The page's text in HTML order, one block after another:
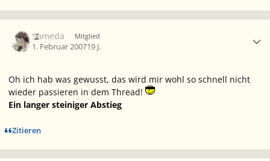
Sameda Mitglied
1. Februar 200719 J.
Oh ich hab was gewusst, das wird mir wohl so schnell nicht
wieder passieren in dem Thread!
Ein langer steiniger Abstieg
Zitieren